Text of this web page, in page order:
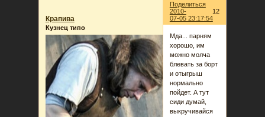
Поделиться
12
2010-
07-05 23:17:54
Крапива
Кузнец типо
Мда... парням
хорошо, им
можно молча
блевать за борт
и отыгрыш
нормально
пойдет. А тут
сиди думай,
выкручивайся